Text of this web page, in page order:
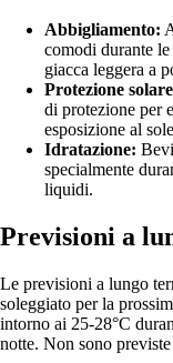
Abbigliamento:
comodi durante
giacca leggera a
Protezione
di protezione per
esposizione al
Idratazione:
specialmente
liquidi.
Previsioni a
Le previsioni a lungo
soleggiato per la
intorno ai 25-28°C
notte. Non sono